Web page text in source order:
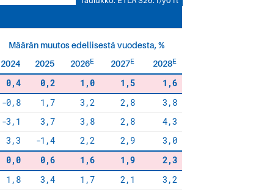
Määrän muutos edellisestä vuodesta, %
2024 2025 2026E 2027E 2028E
0,4 0,2 1,0 1,5 1,6
-0,8 1,7 3,2 2,8 3,8
-3,1 3,7 3,8 2,8 4,3
3,3 -1,4 2,2 2,9 3,0
0,0 0,6 1,6 1,9 2,3
1,8 3,4 1,7 2,1 3,2